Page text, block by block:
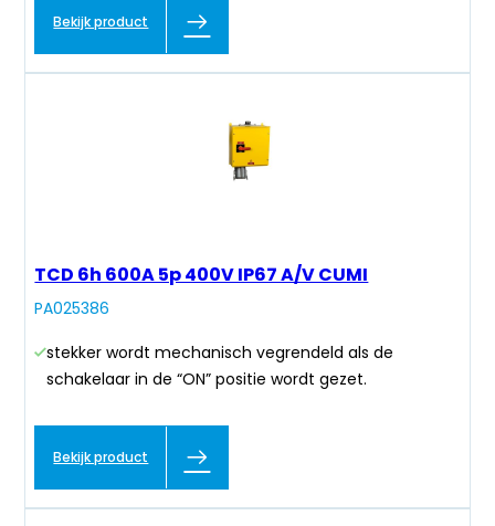
Bekijk product
TCD 6h 600A 5p 400V IP67 A/V CUMI
PA025386
stekker wordt mechanisch vegrendeld als de
schakelaar in de “ON” positie wordt gezet.
Bekijk product